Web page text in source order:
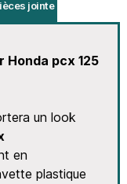
jointe
Honda pcx 125
un look
en
plastique